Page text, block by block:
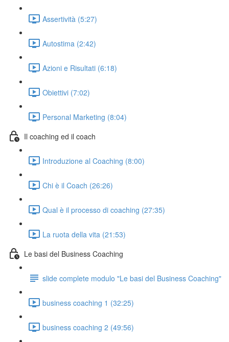
Assertività (5:27)
Autostima (2:42)
Azioni e Risultati (6:18)
Obiettivi (7:02)
Personal Marketing (8:04)
Il coaching ed il coach
Introduzione al Coaching (8:00)
Chi è il Coach (26:26)
Qual è il processo di coaching (27:35)
La ruota della vita (21:53)
Le basi del Business Coaching
slide complete modulo "Le basi del Business Coaching"
business coaching 1 (32:25)
business coaching 2 (49:56)